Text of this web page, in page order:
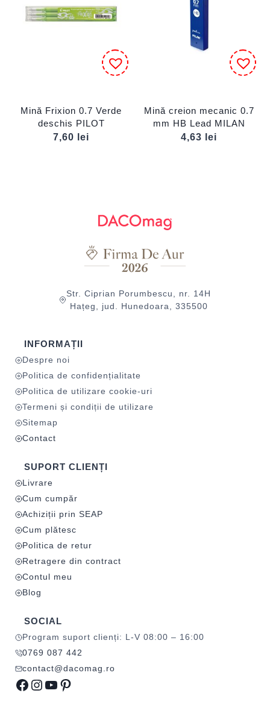
Mină Frixion 0.7 Verde
deschis PILOT
7,60
lei
Mină creion mecanic 0.7
mm HB Lead MILAN
4,63
lei
Str. Ciprian Porumbescu, nr. 14H
Hațeg, jud. Hunedoara, 335500
INFORMAȚII
Despre noi
Politica de confidențialitate
Politica de utilizare cookie-uri
Termeni și condiții de utilizare
Sitemap
Contact
SUPORT CLIENȚI
Livrare
Cum cumpăr
Achiziții prin SEAP
Cum plătesc
Politica de retur
Retragere din contract
Contul meu
Blog
SOCIAL
Program suport clienți: L-V 08:00 – 16:00
0769 087 442
contact@dacomag.ro
Facebook
Instagram
YouTube
Pinterest